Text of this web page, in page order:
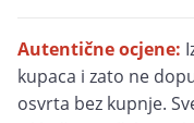
Autentične ocjene:
kupaca i zato ne
osvrta bez kupnje.